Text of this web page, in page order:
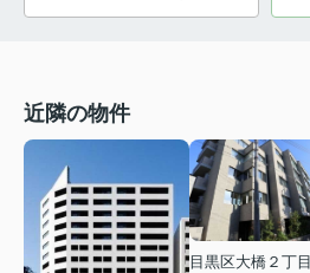
近隣の物件
目黒区大橋２丁目